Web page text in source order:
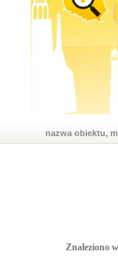
nazwa obiektu,
Znaleziono